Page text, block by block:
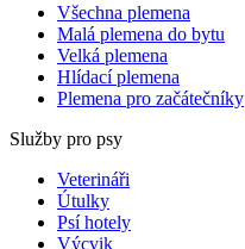
Všechna plemena
Malá plemena do bytu
Velká plemena
Hlídací plemena
Plemena pro začátečníky
Služby pro psy
Veterináři
Útulky
Psí hotely
Výcvik